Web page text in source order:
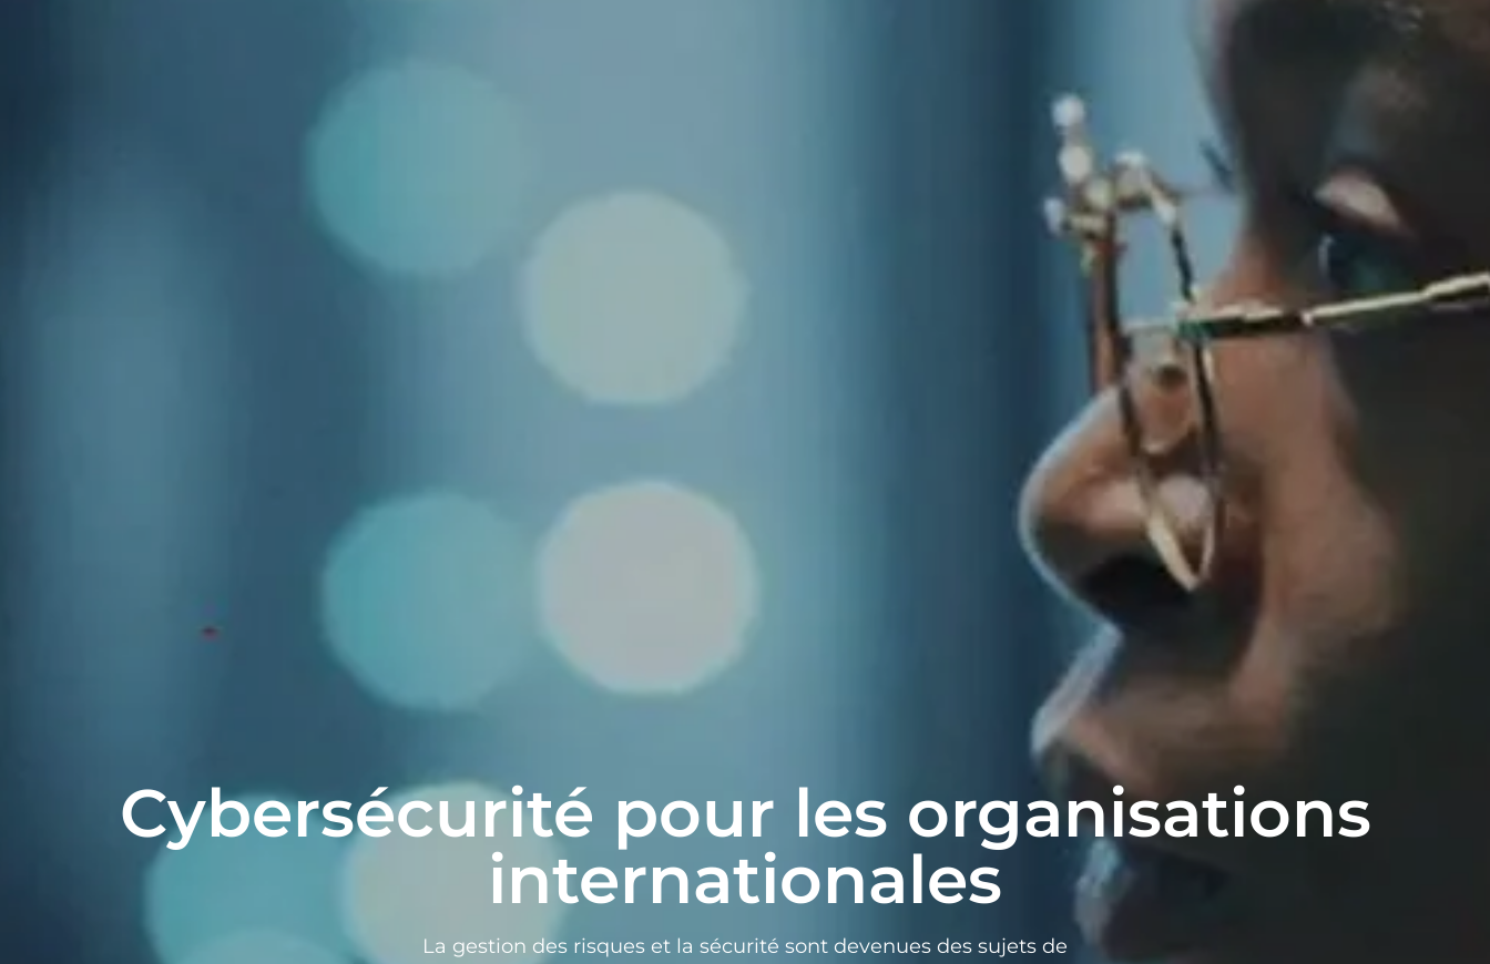
Cybersécurité pour les organisations
internationales
La gestion des risques et la sécurité sont devenues des sujets de